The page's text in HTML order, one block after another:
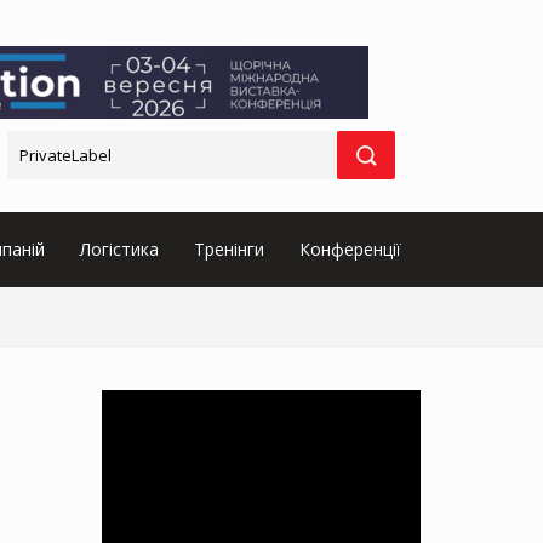
Логістика Тренінги Конференції